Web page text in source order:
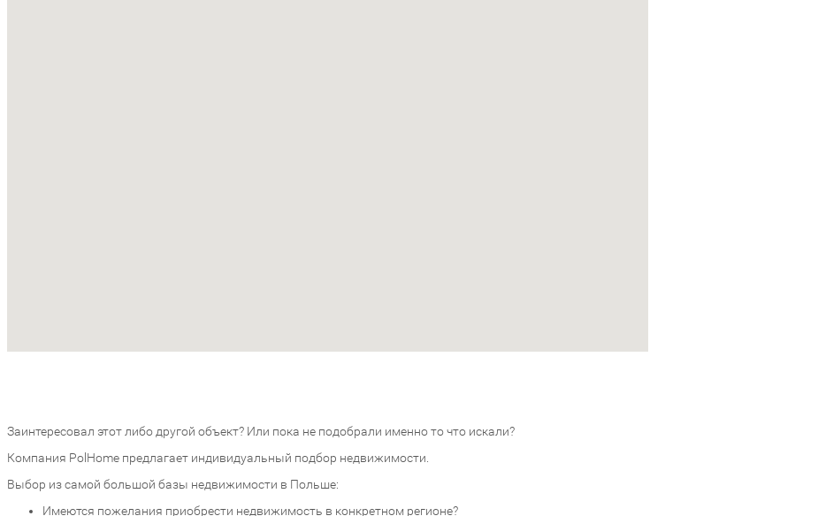
Заинтересовал этот либо другой объект? Или пока не подобрали именно то что искали?
Компания PolHome предлагает индивидуальный подбор недвижимости.
Выбор из самой большой базы недвижимости в Польше:
Имеются пожелания приобрести недвижимость в конкретном регионе?